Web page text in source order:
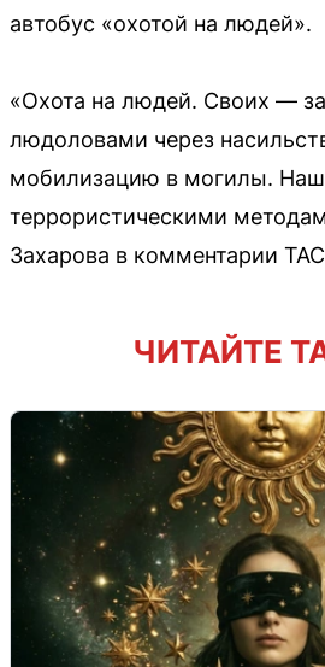
автобус «охотой на людей».
«Охота на людей. Своих —
людоловами через
мобилизацию в могилы.
террористическими
Захарова в комментарии
ЧИТАЙТЕ